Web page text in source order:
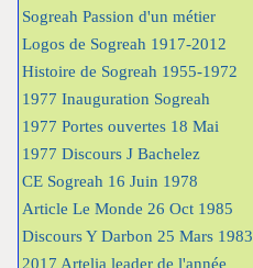
Sogreah Passion d'un métier
Logos de Sogreah 1917-2012
Histoire de Sogreah 1955-1972
1977 Inauguration Sogreah
1977 Portes ouvertes 18 Mai
1977 Discours J Bachelez
CE Sogreah 16 Juin 1978
Article Le Monde 26 Oct 1985
Discours Y Darbon 25 Mars 1983
2017 Artelia leader de l'année